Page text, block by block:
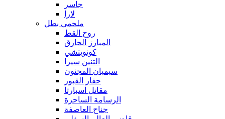
جاسر
لارا
ملحمي بطل
روح القط
المبارز الحارق
كونويتشي
التنين سيرا
سيميان المجنون
حفار القبور
مقاتل اسبارتا
الرسامة الساحرة
جناح العاصفة